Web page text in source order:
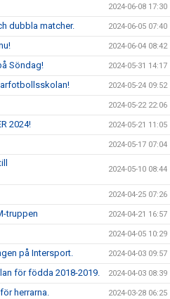
2024-06-08 17:30
dubbla matcher. 2024-06-05 07:40
2024-06-04 08:42
Söndag! 2024-05-31 14:17
2024-05-24 09:52
2024-05-22 22:06
2024! 2024-05-21 11:05
2024-05-17 07:04
2024-05-10 08:44
2024-04-25 07:26
truppen 2024-04-21 16:57
2024-04-05 10:29
på Intersport. 2024-04-03 09:57
för födda 2018-2019. 2024-04-03 08:39
herrarna. 2024-03-28 06:25